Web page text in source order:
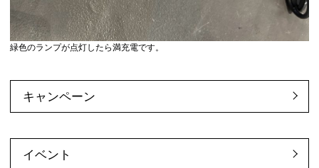
緑色のランプが点灯したら満充電です。
キャンペーン
イベント